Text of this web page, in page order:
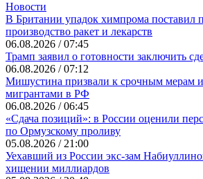
Новости
В Британии упадок химпрома поставил
производство ракет и лекарств
06.08.2026 / 07:45
Трамп заявил о готовности заключить
06.08.2026 / 07:12
Мишустина призвали к срочным мерам
мигрантами в РФ
06.08.2026 / 06:45
«Сдача позиций»: в России оценили
по Ормузскому проливу
05.08.2026 / 21:00
Уехавший из России экс-зам
хищении миллиардов